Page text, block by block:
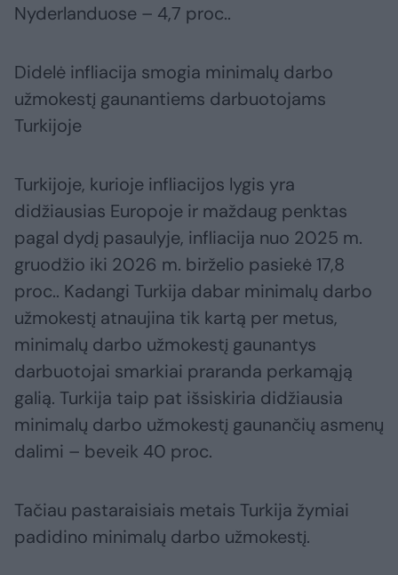
Nyderlanduose – 4,7 proc..
Didelė infliacija smogia minimalų darbo
užmokestį gaunantiems darbuotojams
Turkijoje
Turkijoje, kurioje infliacijos lygis yra
didžiausias Europoje ir maždaug penktas
pagal dydį pasaulyje, infliacija nuo 2025 m.
gruodžio iki 2026 m. birželio pasiekė 17,8
proc.. Kadangi Turkija dabar minimalų darbo
užmokestį atnaujina tik kartą per metus,
minimalų darbo užmokestį gaunantys
darbuotojai smarkiai praranda perkamąją
galią. Turkija taip pat išsiskiria didžiausia
minimalų darbo užmokestį gaunančių asmenų
dalimi – beveik 40 proc.
Tačiau pastaraisiais metais Turkija žymiai
padidino minimalų darbo užmokestį.